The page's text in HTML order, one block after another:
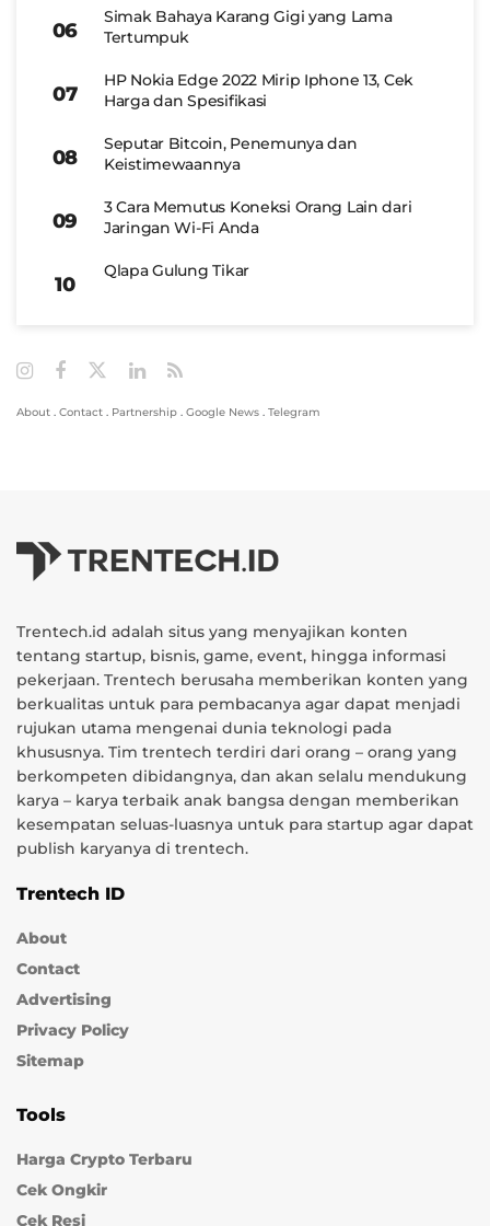
Simak Bahaya Karang Gigi yang Lama
Tertumpuk
HP Nokia Edge 2022 Mirip Iphone 13, Cek
Harga dan Spesifikasi
Seputar Bitcoin, Penemunya dan
Keistimewaannya
3 Cara Memutus Koneksi Orang Lain dari
Jaringan Wi-Fi Anda
Qlapa Gulung Tikar
About . Contact . Partnership . Google News . Telegram
Trentech.id adalah situs yang menyajikan konten
tentang startup, bisnis, game, event, hingga informasi
pekerjaan. Trentech berusaha memberikan konten yang
berkualitas untuk para pembacanya agar dapat menjadi
rujukan utama mengenai dunia teknologi pada
khususnya. Tim trentech terdiri dari orang – orang yang
berkompeten dibidangnya, dan akan selalu mendukung
karya – karya terbaik anak bangsa dengan memberikan
kesempatan seluas-luasnya untuk para startup agar dapat
publish karyanya di trentech.
Trentech ID
About
Contact
Advertising
Privacy Policy
Sitemap
Tools
Harga Crypto Terbaru
Cek Ongkir
Cek Resi